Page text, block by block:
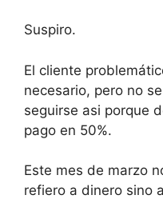
Suspiro.
El cliente
necesario, pero no
seguirse asi porque
pago en 50%.
Este mes de marzo
refiero a dinero sino